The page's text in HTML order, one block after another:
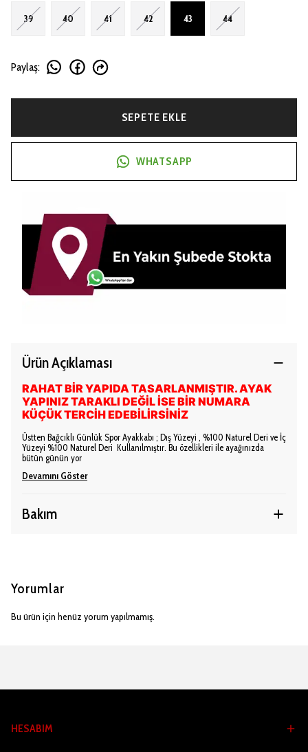
39 40 41 42 43 44
Paylaş:
SEPETE EKLE
WHATSAPP
Ürün Açıklaması
RAHAT BİR YAPIDA TASARLANMIŞTIR. AYAK
YAPINIZ TARAKLI DEĞİL İSE BİR NUMARA
KÜÇÜK TERCİH EDEBİLİRSİNİZ
Üstten Bağcıklı Günlük Spor Ayakkabı ; Dış Yüzeyi , %100 Naturel Deri ve İç
Yüzeyi %100 Naturel Deri Kullanılmıştır. Bu özellikleri ile ayağınızda
bütün günün yor
Devamını Göster
Bakım
Yorumlar
Bu ürün için henüz yorum yapılmamış.
HESABIM